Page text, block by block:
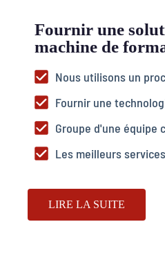
Fournir une
machine de
Nous utilisons un
Fournir une
Groupe d'une
Les meilleurs
LIRE LA SUITE